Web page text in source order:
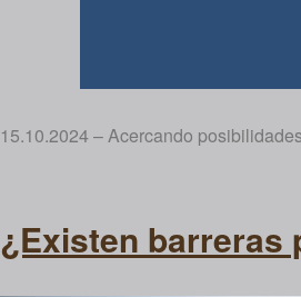
15.10.2024 – Acercando
¿Existen barreras